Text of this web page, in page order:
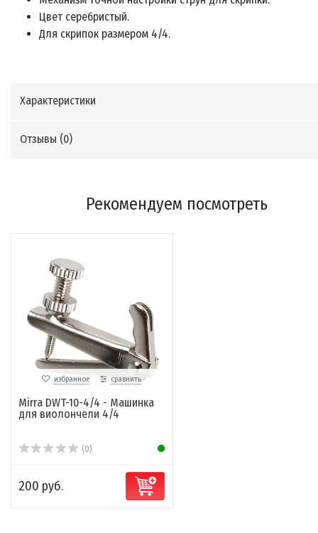
Цвет серебристый.
Для скрипок размером 4/4.
Характеристики
Отзывы (0)
Рекомендуем посмотреть
избранное сравнить
Mirra DWT-10-4/4 - Машинка
для виолончели 4/4
(0)
200 руб.